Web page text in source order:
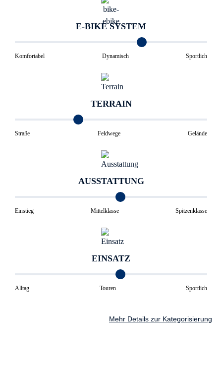
E-BIKE SYSTEM
Komfortabel Dynamisch Sportlich
TERRAIN
Straße Feldwege Gelände
AUSSTATTUNG
Einstieg Mittelklasse Spitzenklasse
EINSATZ
Alltag Touren Sportlich
Mehr Details zur Kategorisierung